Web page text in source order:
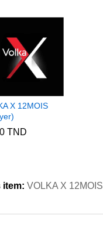
X 12MOIS
TND
item: VOLKA X